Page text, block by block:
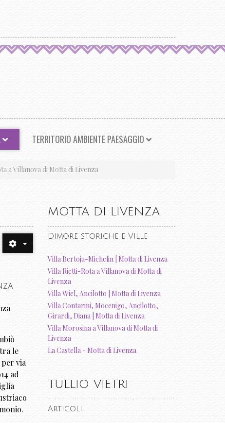
TERRITORIO AMBIENTE PAESAGGIO
a Villanova di Motta di Livenza
le
via
ad
MOTTA DI LIVENZA
Dimore storiche e Ville
Villa Bertoja-Michelin | Motta di Livenza
Villa Rietti-Rota a Villanova di Motta di
Livenza
Villa Wiel, Ancilotto | Motta di Livenza
Villa Contarini, Mocenigo, Ancilotto,
Girardi, Diana | Motta di Livenza
Villa Morosina a Villanova di Motta di
Livenza
La Castella - Motta di Livenza
TULLIO VIETRI
Articoli